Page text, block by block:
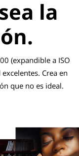
la
(expandible a ISO
Crea en
que no es ideal.